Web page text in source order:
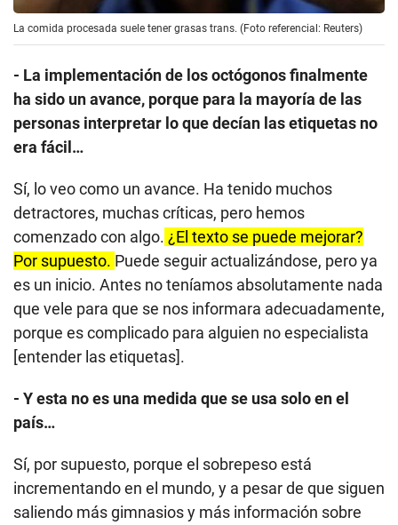
La comida procesada suele tener grasas trans. (Foto referencial: Reuters)
- La implementación de los octógonos finalmente
ha sido un avance, porque para la mayoría de las
personas interpretar lo que decían las etiquetas no
era fácil…
Sí, lo veo como un avance. Ha tenido muchos
detractores, muchas críticas, pero hemos
comenzado con algo. ¿El texto se puede mejorar?
Por supuesto. Puede seguir actualizándose, pero ya
es un inicio. Antes no teníamos absolutamente nada
que vele para que se nos informara adecuadamente,
porque es complicado para alguien no especialista
[entender las etiquetas].
- Y esta no es una medida que se usa solo en el
país…
Sí, por supuesto, porque el sobrepeso está
incrementando en el mundo, y a pesar de que siguen
saliendo más gimnasios y más información sobre